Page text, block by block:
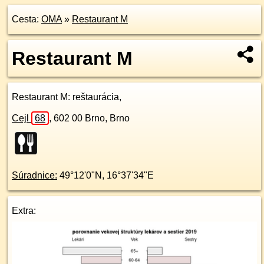
Cesta: OMA» Restaurant M
Restaurant M
Restaurant M: reštaurácia,
Cejl 68 , 602 00 Brno, Brno
Súradnice: 49°12'0"N , 16°37'34"E
Extra: